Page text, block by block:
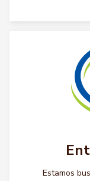
Estamos